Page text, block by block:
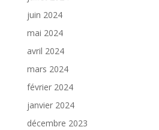
juin 2024
mai 2024
avril 2024
mars 2024
février 2024
janvier 2024
décembre 2023